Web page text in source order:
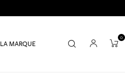
LA MARQUE
0